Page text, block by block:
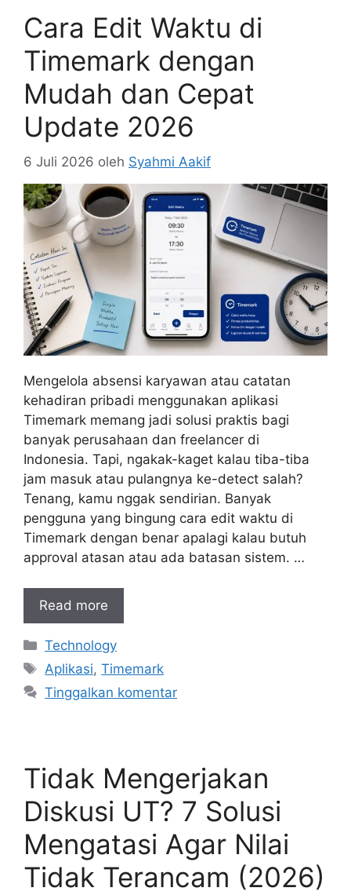
Cara Edit Waktu di
Timemark dengan
Mudah dan Cepat
Update 2026
6 Juli 2026 oleh Syahmi Aakif
Mengelola absensi karyawan atau catatan
kehadiran pribadi menggunakan aplikasi
Timemark memang jadi solusi praktis bagi
banyak perusahaan dan freelancer di
Indonesia. Tapi, ngakak-kaget kalau tiba-tiba
jam masuk atau pulangnya ke-detect salah?
Tenang, kamu nggak sendirian. Banyak
pengguna yang bingung cara edit waktu di
Timemark dengan benar apalagi kalau butuh
approval atasan atau ada batasan sistem. …
Read more
Kategori
Technology
Tag
Aplikasi,Timemark
Tinggalkan komentar
Tidak Mengerjakan
Diskusi UT? 7 Solusi
Mengatasi Agar Nilai
Tidak Terancam (2026)